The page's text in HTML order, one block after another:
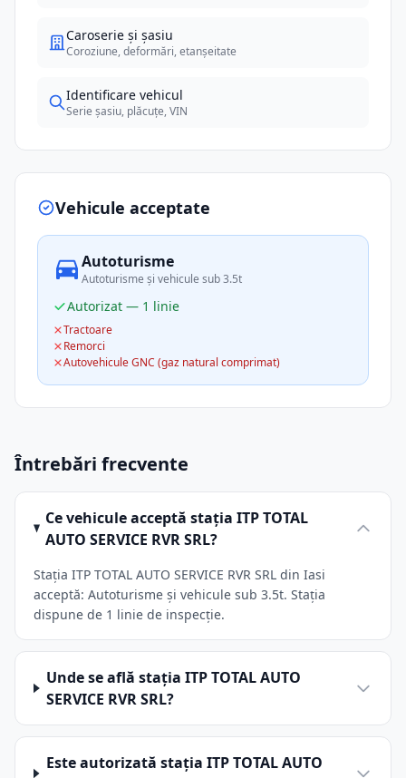
Caroserie și șasiu
Coroziune, deformări, etanșeitate
Identificare vehicul
Serie șasiu, plăcuțe, VIN
Vehicule acceptate
Autoturisme
Autoturisme și vehicule sub 3.5t
Autorizat — 1 linie
Tractoare
Remorci
Autovehicule GNC (gaz natural comprimat)
Întrebări frecvente
Ce vehicule acceptă stația ITP TOTAL
AUTO SERVICE RVR SRL?
Stația ITP TOTAL AUTO SERVICE RVR SRL din Iasi
acceptă: Autoturisme și vehicule sub 3.5t. Stația
dispune de 1 linie de inspecție.
Unde se află stația ITP TOTAL AUTO
SERVICE RVR SRL?
Este autorizată stația ITP TOTAL AUTO